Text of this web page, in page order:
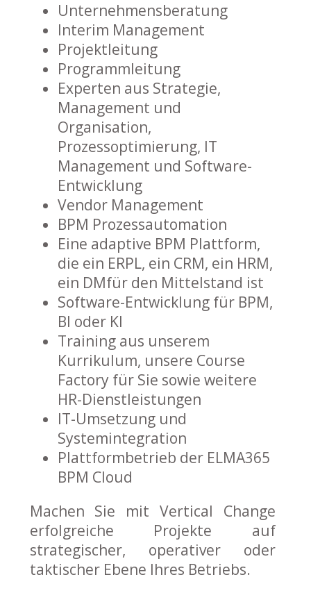
Unternehmensberatung
Interim Management
Projektleitung
Programmleitung
Experten aus Strategie,
Management und
Organisation,
Prozessoptimierung, IT
Management und Software-
Entwicklung
Vendor Management
BPM Prozessautomation
Eine adaptive BPM Plattform,
die ein ERPL, ein CRM, ein HRM,
ein DMfür den Mittelstand ist
Software-Entwicklung für BPM,
BI oder KI
Training aus unserem
Kurrikulum, unsere Course
Factory für Sie sowie weitere
HR-Dienstleistungen
IT-Umsetzung und
Systemintegration
Plattformbetrieb der ELMA365
BPM Cloud
Machen Sie mit Vertical Change
erfolgreiche Projekte auf
strategischer, operativer oder
taktischer Ebene Ihres Betriebs.